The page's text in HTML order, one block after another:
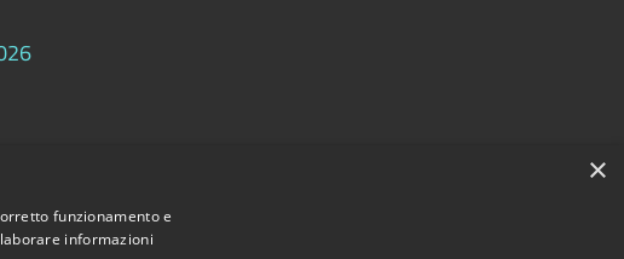
×
funzionamento e
informazioni